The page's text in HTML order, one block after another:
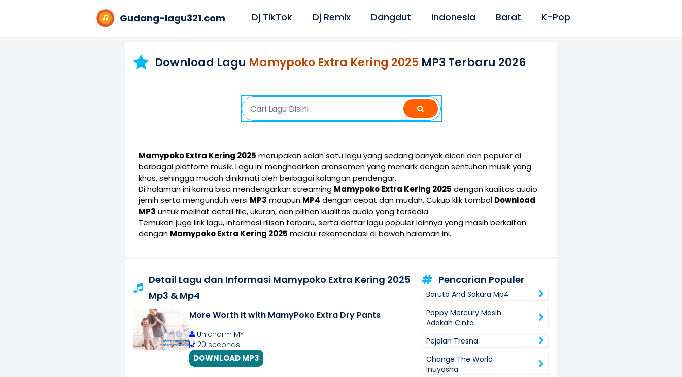
Gudang-lagu321.com Dj TikTok Dj Remix Dangdut Indonesia Barat K-Pop
Download Lagu Mamypoko Extra Kering 2025 MP3 Terbaru 2026
Mamypoko Extra Kering 2025 merupakan salah satu lagu yang sedang banyak dicari dan populer di
berbagai platform musik. Lagu ini menghadirkan aransemen yang menarik dengan sentuhan musik yang
khas, sehingga mudah dinikmati oleh berbagai kalangan pendengar.
Di halaman ini kamu bisa mendengarkan streaming Mamypoko Extra Kering 2025 dengan kualitas audio
jernih serta mengunduh versi MP3 maupun MP4 dengan cepat dan mudah. Cukup klik tombol Download
MP3 untuk melihat detail file, ukuran, dan pilihan kualitas audio yang tersedia.
Temukan juga lirik lagu, informasi rilisan terbaru, serta daftar lagu populer lainnya yang masih berkaitan
dengan Mamypoko Extra Kering 2025 melalui rekomendasi di bawah halaman ini.
Detail Lagu dan Informasi Mamypoko Extra Kering 2025
Mp3 & Mp4
More Worth It with MamyPoko Extra Dry Pants
Unicharm MY
20 seconds
DOWNLOAD MP3
Pencarian Populer
Boruto And Sakura Mp4
Poppy Mercury Masih
Adakah Cinta
Pejalan Tresna
Change The World
Inuyasha